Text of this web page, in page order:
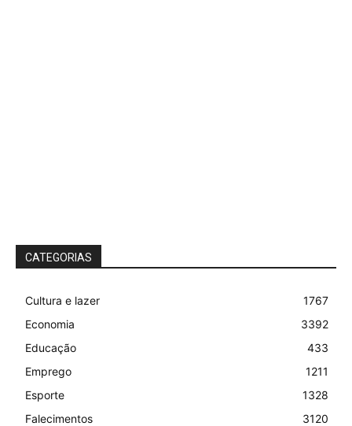
CATEGORIAS
Cultura e lazer
1767
Economia
3392
Educação
433
Emprego
1211
Esporte
1328
Falecimentos
3120